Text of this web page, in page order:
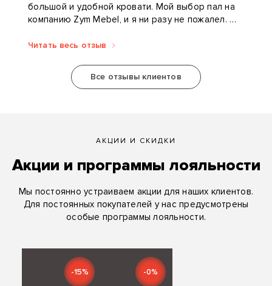
большой и удобной кровати. Мой выбор пал на
компанию Zym Mebel, и я ни разу не пожалел.
Конструктор разработал кровать-книгу...
Читать весь отзыв
Все отзывы клиентов
АКЦИИ И СКИДКИ
Акции и программы лояльности
Мы постоянно устраиваем акции для наших клиентов.
Для постоянных покупателей у нас предусмотрены
особые программы лояльности.
-15% -0%